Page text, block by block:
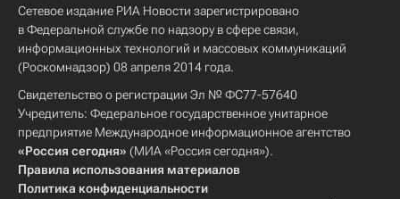
Сетевое издание РИА Новости зарегистрировано
в Федеральной службе по надзору в сфере связи,
информационных технологий и массовых коммуникаций
(Роскомнадзор) 08 апреля 2014 года.
Свидетельство о регистрации Эл № ФС77-57640
Учредитель: Федеральное государственное унитарное
предприятие Международное информационное агентство
«Россия сегодня» (МИА «Россия сегодня»).
Правила использования материалов
Политика конфиденциальности